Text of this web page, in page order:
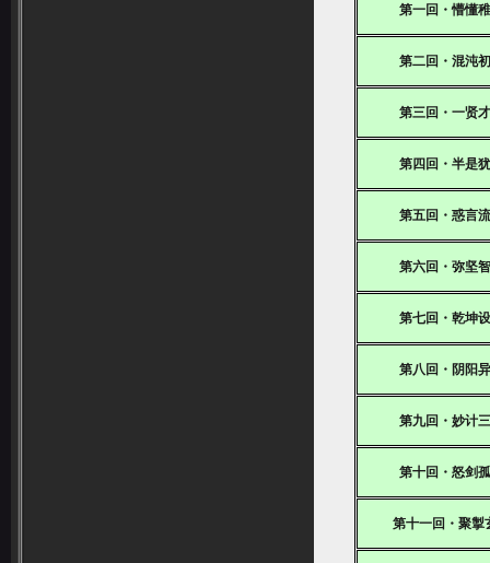
第一回・懵懂
第二回・混沌
第三回・一贤
第四回・半是
第五回・惑言
第六回・弥坚
第七回・乾坤
第八回・阴阳
第九回・妙计
第十回・怒剑
第十一回・聚掣